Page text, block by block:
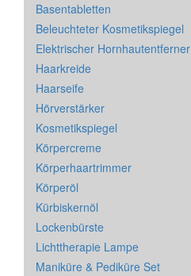
Basentabletten
Beleuchteter Kosmetikspiegel
Elektrischer Hornhautentferner
Haarkreide
Haarseife
Hörverstärker
Kosmetikspiegel
Körpercreme
Körperhaartrimmer
Körperöl
Kürbiskernöl
Lockenbürste
Lichttherapie Lampe
Maniküre & Pediküre Set